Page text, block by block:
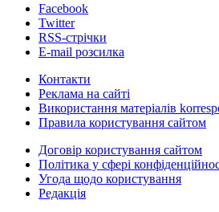
Facebook
Twitter
RSS-стрічки
E-mail розсилка
Контакти
Реклама на сайті
Використання матеріалів
Правила користування сайтом
Договір користування сайтом
Політика у сфері
Угода щодо користування
Редакція